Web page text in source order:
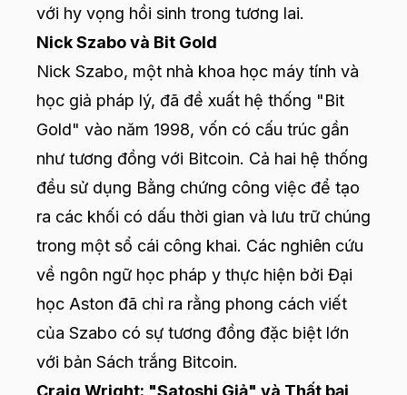
với hy vọng hồi sinh trong tương lai.
Nick Szabo và Bit Gold
Nick Szabo, một nhà khoa học máy tính và
học giả pháp lý, đã đề xuất hệ thống "Bit
Gold" vào năm 1998, vốn có cấu trúc gần
như tương đồng với Bitcoin. Cả hai hệ thống
đều sử dụng Bằng chứng công việc để tạo
ra các khối có dấu thời gian và lưu trữ chúng
trong một sổ cái công khai. Các nghiên cứu
về ngôn ngữ học pháp y thực hiện bởi Đại
học Aston đã chỉ ra rằng phong cách viết
của Szabo có sự tương đồng đặc biệt lớn
với bản Sách trắng Bitcoin.
Craig Wright: "Satoshi Giả" và Thất bại